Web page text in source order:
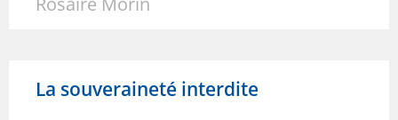
La souveraineté interdite